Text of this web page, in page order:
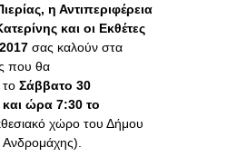
η Αντιπεριφέρεια
και οι Εκθέτες
σας καλούν στα
που θα
Σάββατο 30
ώρα 7:30 το
χώρο του Δήμου
Ανδρομάχης).